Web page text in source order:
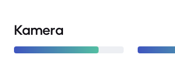
Kamera